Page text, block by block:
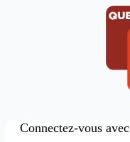
Connectez-vous avec